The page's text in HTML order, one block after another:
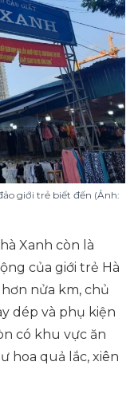
giới trẻ biết đến (Ảnh:
Xanh còn là
của giới trẻ Hà
hơn nửa km, chủ
dép và phụ kiện
có khu vực ăn
hoa quả lắc, xiên